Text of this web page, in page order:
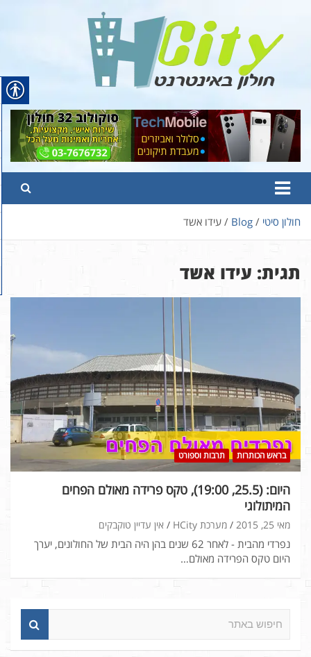
content
Hcity – חולון באינטרנט
פורטל החדשות והמידע של חולון
חולון סיטי Blog עידו אשד
תגית: עידו אשד
בראש הכותרות תרבות וספורט
היום: (25.5, 19:00), טקס פרידה מאולם הפחים
המיתולוגי
מאי 25, 2015 מערכת HCity אין עדיין טוקבקים
נפרדי מהבית - לאחר 62 שנים בהן היה הבית של החולונים, יערך
היום טקס הפרידה מאולם…